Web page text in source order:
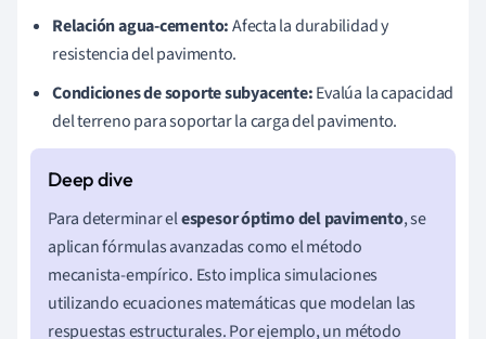
Relación agua-cemento:Afecta la durabilidad y
resistencia del pavimento.
Condiciones de soporte subyacente:Evalúa la capacidad
del terreno para soportar la carga del pavimento.
Para determinar elespesor óptimo del pavimento, se
aplican fórmulas avanzadas como el método
mecanista-empírico. Esto implica simulaciones
utilizando ecuaciones matemáticas que modelan las
respuestas estructurales. Por ejemplo, un método